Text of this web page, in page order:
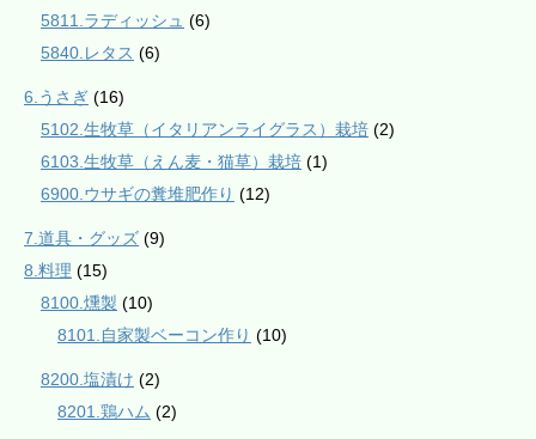
5811.ラディッシュ (6)
5840.レタス (6)
6.うさぎ (16)
5102.生牧草（イタリアンライグラス）栽培 (2)
6103.生牧草（えん麦・猫草）栽培 (1)
6900.ウサギの糞堆肥作り (12)
7.道具・グッズ (9)
8.料理 (15)
8100.燻製 (10)
8101.自家製ベーコン作り (10)
8200.塩漬け (2)
8201.鶏ハム (2)